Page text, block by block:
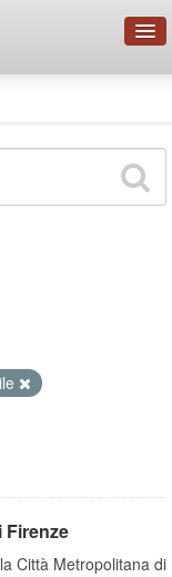
Organizzazioni
Firenze
Città Metropolitana di